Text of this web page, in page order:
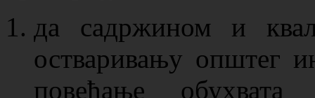
да садржином и
остваривању општег
повећање